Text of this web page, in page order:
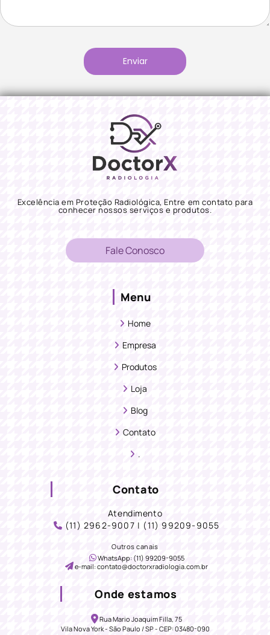
Excelência em Proteção Radiológica, Entre em contato para
conhecer nossos serviços e produtos.
Fale Conosco
Menu
Home
Empresa
Produtos
Loja
Blog
Contato
.
Contato
Atendimento
(11) 2962-9007 | (11) 99209-9055
Outros canais
WhatsApp: (11) 99209-9055
e-mail: contato@doctorxradiologia.com.br
Onde estamos
Rua Mario Joaquim Filla, 75
Vila Nova York - São Paulo / SP - CEP: 03480-090